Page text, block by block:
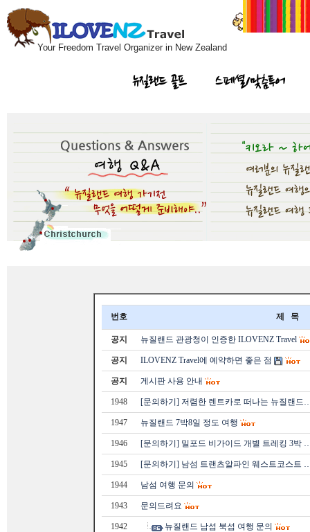
Your Freedom Travel Organizer in New Zealand
뉴질랜드 골프 스페셜/맞춤투어
번호 제 목
공지 뉴질랜드 관광청이 인증한 ILOVENZ Travel
공지 ILOVENZ Travel에 예약하면 좋은 점
공지 게시판 사용 안내
1948 [문의하기] 저렴한 렌트카로 떠나는 뉴질랜드
1947 뉴질랜드 7박8일 정도 여행
1946 [문의하기] 밀포드 비가이드 개별 트레킹 3박
1945 [문의하기] 남섬 트랜츠알파인 웨스트코스트
1944 남섬 여행 문의
1943 문의드려요
1942 뉴질랜드 남섬 북섬 여행 문의